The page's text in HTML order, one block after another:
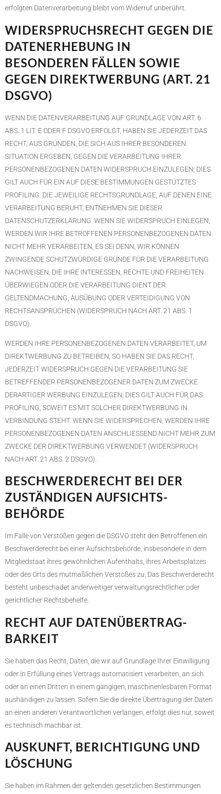
erfolgten Datenverarbeitung bleibt vom Widerruf unberührt.
WIDERSPRUCHSRECHT GEGEN DIE
DATENERHEBUNG IN
BESONDEREN FÄLLEN SOWIE
GEGEN DIREKTWERBUNG (ART. 21
DSGVO)
WENN DIE DATENVERARBEITUNG AUF GRUNDLAGE VON ART. 6
ABS. 1 LIT. E ODER F DSGVO ERFOLGT, HABEN SIE JEDERZEIT DAS
RECHT, AUS GRÜNDEN, DIE SICH AUS IHRER BESONDEREN
SITUATION ERGEBEN, GEGEN DIE VERARBEITUNG IHRER
PERSONENBEZOGENEN DATEN WIDERSPRUCH EINZULEGEN; DIES
GILT AUCH FÜR EIN AUF DIESE BESTIMMUNGEN GESTÜTZTES
PROFILING. DIE JEWEILIGE RECHTSGRUNDLAGE, AUF DENEN EINE
VERARBEITUNG BERUHT, ENTNEHMEN SIE DIESER
DATENSCHUTZERKLÄRUNG. WENN SIE WIDERSPRUCH EINLEGEN,
WERDEN WIR IHRE BETROFFENEN PERSONENBEZOGENEN DATEN
NICHT MEHR VERARBEITEN, ES SEI DENN, WIR KÖNNEN
ZWINGENDE SCHUTZWÜRDIGE GRÜNDE FÜR DIE VERARBEITUNG
NACHWEISEN, DIE IHRE INTERESSEN, RECHTE UND FREIHEITEN
ÜBERWIEGEN ODER DIE VERARBEITUNG DIENT DER
GELTENDMACHUNG, AUSÜBUNG ODER VERTEIDIGUNG VON
RECHTSANSPRÜCHEN (WIDERSPRUCH NACH ART. 21 ABS. 1
DSGVO).
WERDEN IHRE PERSONENBEZOGENEN DATEN VERARBEITET, UM
DIREKTWERBUNG ZU BETREIBEN, SO HABEN SIE DAS RECHT,
JEDERZEIT WIDERSPRUCH GEGEN DIE VERARBEITUNG SIE
BETREFFENDER PERSONENBEZOGENER DATEN ZUM ZWECKE
DERARTIGER WERBUNG EINZULEGEN; DIES GILT AUCH FÜR DAS
PROFILING, SOWEIT ES MIT SOLCHER DIREKTWERBUNG IN
VERBINDUNG STEHT. WENN SIE WIDERSPRECHEN, WERDEN IHRE
PERSONENBEZOGENEN DATEN ANSCHLIESSEND NICHT MEHR ZUM
ZWECKE DER DIREKTWERBUNG VERWENDET (WIDERSPRUCH
NACH ART. 21 ABS. 2 DSGVO).
BESCHWERDE­RECHT BEI DER
ZUSTÄNDIGEN AUFSICHTS­
BEHÖRDE
Im Falle von Verstößen gegen die DSGVO steht den Betroffenen ein
Beschwerderecht bei einer Aufsichtsbehörde, insbesondere in dem
Mitgliedstaat ihres gewöhnlichen Aufenthalts, ihres Arbeitsplatzes
oder des Orts des mutmaßlichen Verstoßes zu. Das Beschwerderecht
besteht unbeschadet anderweitiger verwaltungsrechtlicher oder
gerichtlicher Rechtsbehelfe.
RECHT AUF DATEN­ÜBERTRAG­
BARKEIT
Sie haben das Recht, Daten, die wir auf Grundlage Ihrer Einwilligung
oder in Erfüllung eines Vertrags automatisiert verarbeiten, an sich
oder an einen Dritten in einem gängigen, maschinenlesbaren Format
aushändigen zu lassen. Sofern Sie die direkte Übertragung der Daten
an einen anderen Verantwortlichen verlangen, erfolgt dies nur, soweit
es technisch machbar ist.
AUSKUNFT, BERICHTIGUNG UND
LÖSCHUNG
Sie haben im Rahmen der geltenden gesetzlichen Bestimmungen